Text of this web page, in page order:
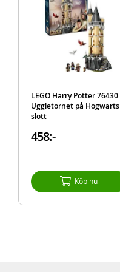
LEGO Harry Potter 76430
Uggletornet på Hogwarts
slott
458:-
Köp nu